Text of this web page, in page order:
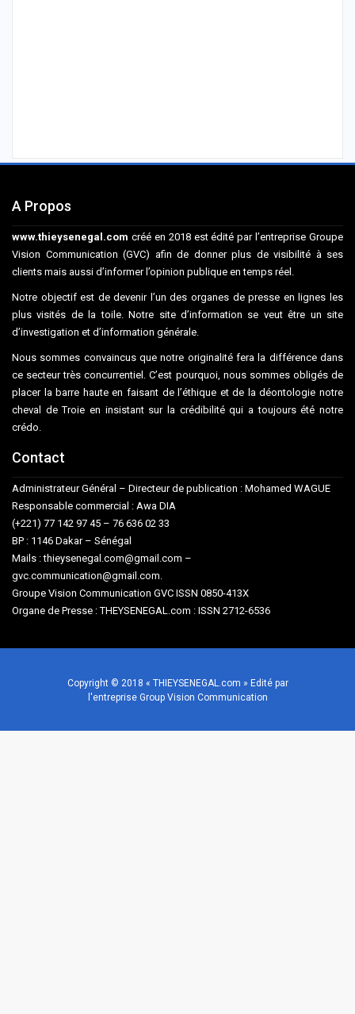
A Propos
www.thieysenegal.com créé en 2018 est édité par l’entreprise Groupe
Vision Communication (GVC) afin de donner plus de visibilité à ses
clients mais aussi d’informer l’opinion publique en temps réel.
Notre objectif est de devenir l’un des organes de presse en lignes les
plus visités de la toile. Notre site d’information se veut être un site
d’investigation et d’information générale.
Nous sommes convaincus que notre originalité fera la différence dans
ce secteur très concurrentiel. C’est pourquoi, nous sommes obligés de
placer la barre haute en faisant de l’éthique et de la déontologie notre
cheval de Troie en insistant sur la crédibilité qui a toujours été notre
crédo.
Contact
Administrateur Général – Directeur de publication : Mohamed WAGUE
Responsable commercial : Awa DIA
(+221) 77 142 97 45 – 76 636 02 33
BP : 1146 Dakar – Sénégal
Mails : thieysenegal.com@gmail.com –
gvc.communication@gmail.com.
Groupe Vision Communication GVC ISSN 0850-413X
Organe de Presse : THEYSENEGAL.com : ISSN 2712-6536
Copyright © 2018 « THIEYSENEGAL.com » Edité par
l'entreprise Group Vision Communication